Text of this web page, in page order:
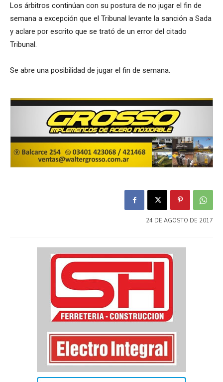
Los árbitros continúan con su postura de no jugar el fin de
semana a excepción que el Tribunal levante la sanción a Sada
y aclare por escrito que se trató de un error del citado
Tribunal.
Se abre una posibilidad de jugar el fin de semana.
24 DE AGOSTO DE 2017